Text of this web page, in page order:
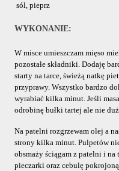
sól, pieprz
WYKONANIE:
W misce umieszczam mięso
pozostałe składniki. Dodaję
starty na tarce, świeżą natkę
przyprawy. Wszystko bardzo
wyrabiać kilka minut. Jeśli
odrobinę bułki tartej ale nie
Na patelni rozgrzewam olej a
strony kilka minut. Pulpetów
obsmaży ściągam z patelni i na
pieczarki oraz cebulę